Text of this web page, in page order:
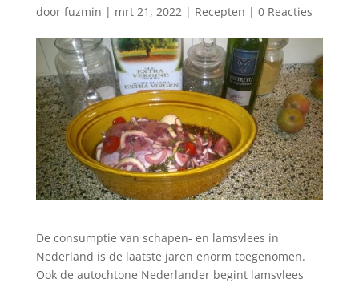
door fuzmin | mrt 21, 2022| Recepten | 0 Reacties
De consumptie van schapen- en lamsvlees in
Nederland is de laatste jaren enorm toegenomen.
Ook de autochtone Nederlander begint lamsvlees